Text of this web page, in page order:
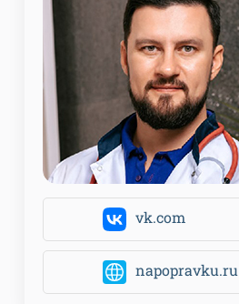
vk.com
napopravku.ru